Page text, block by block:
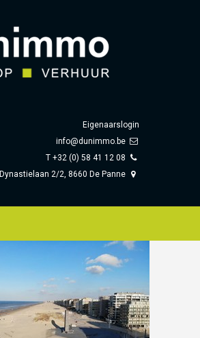
Eigenaarslogin
info@dunimmo.be
T +32 (0) 58 41 12 08
Dynastielaan 2/2, 8660 De Panne